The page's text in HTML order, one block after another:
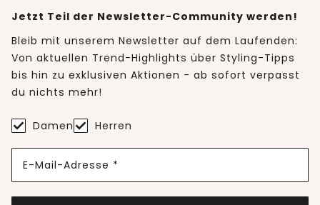
Jetzt Teil der Newsletter-Community werden!
Bleib mit unserem Newsletter auf dem Laufenden:
Von aktuellen Trend-Highlights über Styling-Tipps
bis hin zu exklusiven Aktionen - ab sofort verpasst
du nichts mehr!
Damen Herren
E-Mail-Adresse *